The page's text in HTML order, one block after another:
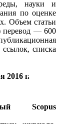
науки и
по оценке
Объем статьи
перевод — 600
списка
2016 г.
Scopus